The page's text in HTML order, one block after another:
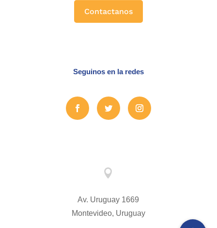
Contactanos
Seguinos en la redes

Av. Uruguay 1669
Montevideo, Uruguay